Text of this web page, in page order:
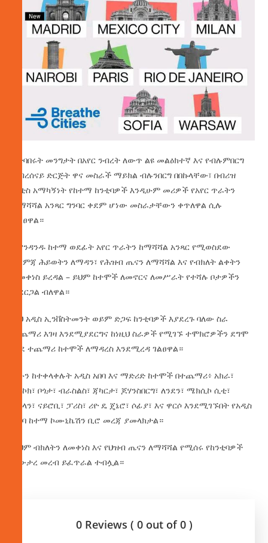
የተባበሩት መንግታት በአየር ንብረት ለውጥ ልዩ መልዕክተኛ እና የብሉምበርግ
ግብረሰናይ ድርጅት ዋና መስራች ማይክል ብሉንበርግ በበኩላቸው፣ በብሪዝ
ሲቲስ አማካኝነት የከተማ ከንቲባዎች እንዲሁም መሪዎች የአየር ጥራትን
ከማሻሻል አንጻር ግንባር ቀደም ሆነው መስራታቸውን ቀጥለዋል ሲሉ
ገልፀዋል።
እያንዳንዱ ከተማ ወደፊት አየር ጥራትን ከማሻሻል አንጻር የሚወስደው
እርምጃ ሕይወትን ለማዳን፣ የሕዝብ ጤናን ለማሻሻል እና የብክለት ልቀትን
ለመቀነስ ይረዳል – ይህም ከተሞች ለመኖርና ለመሥራት የተሻሉ ቦታዎችን
ያደርጋል ብለዋል።
ይህ አዲስ ኢንቨስትመንት ወይም ድጋፍ ከንቲባዎች እያደረጉ ባለው ስራ
ተጨማሪ እገዛ እንደሚያደርግና ከነዚህ ስራዎች የሚገኙ ተሞክሮዎችን ደግሞ
ወደ ተጨማሪ ከተሞች ለማዳረስ እንደሚረዳ ገልፀዋል።
አሁን ከተቀላቀሉት አዲስ አበባ እና ማድሪድ ከተሞች በተጨማሪ፥ አክራ፣
ባንኮክ፣ ቦጎታ፣ ብራስልስ፣ ጃካርታ፣ ጆሃንስበርግ፣ ለንደን፣ ሜክሲኮ ሲቲ፣
ሚላን፣ ናይሮቢ፣ ፓሪስ፣ ሪዮ ዴ ጄኔሮ፣ ሶፊያ፣ እና ዋርሶ እንደሚገኙበት የአዲስ
አበባ ከተማ ኮሙኒኬሽን ቢሮ መረጃ ያመላክታል።
ይህም ብክለትን ለመቀነስ እና የህዝብ ጤናን ለማሻሻል የሚሰሩ የከንቲባዎች
አውታረ መረብ ይፈጥራል ተብሏል።
0 Reviews ( 0 out of 0 )